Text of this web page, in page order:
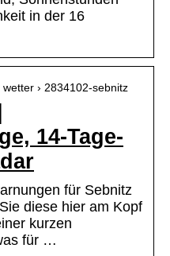
in der 16
› 2834102-sebnitz
14-Tage-
für Sebnitz
diese hier am Kopf
kurzen
für …